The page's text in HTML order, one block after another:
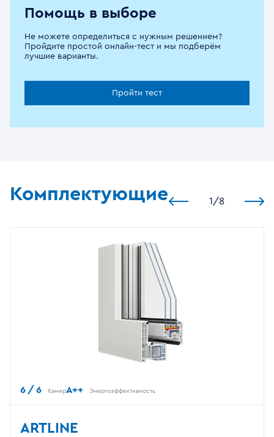
Помощь в выборе
Не можете определиться с нужным решением?
Пройдите простой онлайн-тест и мы подберём
лучшие варианты.
Пройти тест
Комплектующие 1 /8
6 / 6 КамерA++ Энергоэффективность
ARTLINE